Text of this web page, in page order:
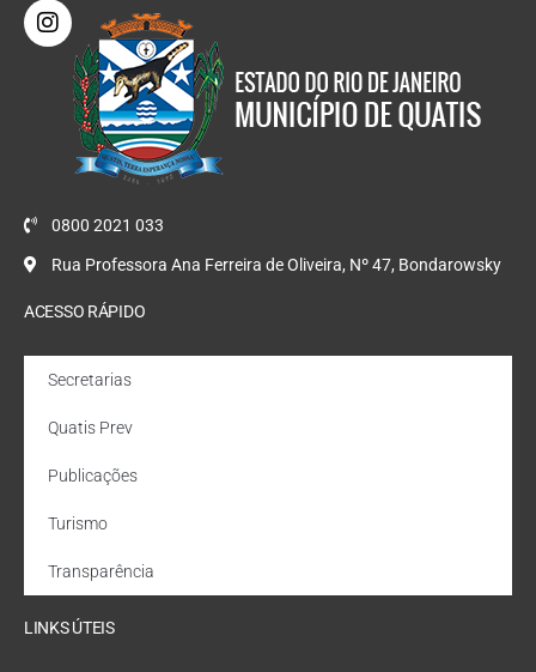
0800 2021 033
Rua Professora Ana Ferreira de Oliveira, Nº 47, Bondarowsky
ACESSO RÁPIDO
Secretarias
Quatis Prev
Publicações
Turismo
Transparência
LINKS ÚTEIS